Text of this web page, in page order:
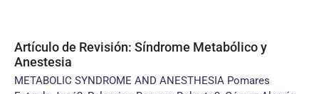
Artículo de Revisión: Síndrome Metabólico y
Anestesia
METABOLIC SYNDROME AND ANESTHESIA Pomares